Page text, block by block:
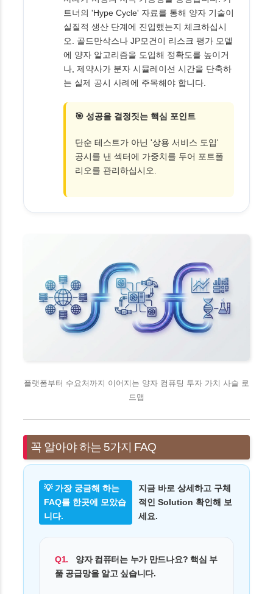
트너의 'Hype Cycle' 자료를 통해 양자 기술이
실질적 생산 단계에 진입했는지 체크하십시
오. 골드만삭스나 JP모건이 리스크 평가 모델
에 양자 알고리즘을 도입해 정확도를 높이거
나, 제약사가 분자 시뮬레이션 시간을 단축하
는 실제 공시 사례에 주목해야 합니다.
🎯 성공을 결정짓는 핵심 포인트
단순 테스트가 아닌 '상용 서비스 도입'
공시를 낸 섹터에 가중치를 두어 포트폴
리오를 관리하십시오.
플랫폼부터 수요처까지 이어지는 양자 컴퓨팅 투자 가치 사슬 로
드맵
꼭 알아야 하는 5가지 FAQ
💡 가장 궁금해 하는
FAQ를 한곳에 모았습
니다.
지금 바로 상세하고 구체
적인 Solution 확인해 보
세요.
Q1.
양자 컴퓨터는 누가 만드나요? 핵심 부
품 공급망을 알고 싶습니다.